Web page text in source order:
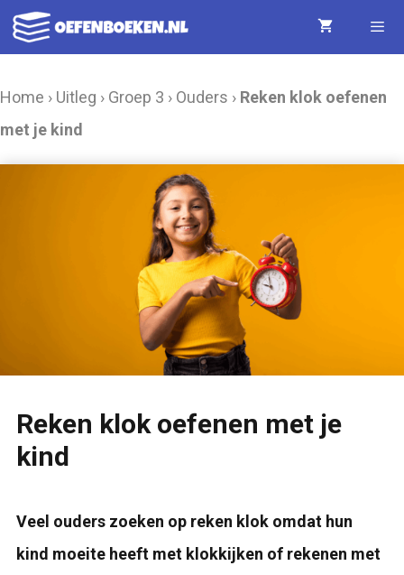
Ga
naar
Home › Uitleg › Groep 3 › Ouders › Reken klok oefenen
met je kind
Reken klok oefenen met je
kind
Veel ouders zoeken op reken klok omdat hun
kind moeite heeft met klokkijken of rekenen met